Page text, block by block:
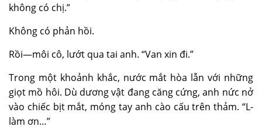
không có chị.”
Không có phản hồi.
Rồi—môi cô, lướt qua tai anh. “Van xin đi.”
Trong một khoảnh khắc, nước mắt hòa lẫn với những
giọt mồ hôi. Dù dương vật đang căng cứng, anh nức nở
vào chiếc bịt mắt, móng tay anh cào cấu trên thảm. “L-
làm ơn…”